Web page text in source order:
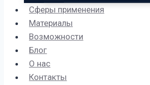
Сферы применения
Материалы
Возможности
Блог
О нас
Контакты